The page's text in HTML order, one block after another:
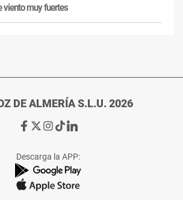
viento muy fuertes
DE ALMERÍA S.L.U. 2026
Ir
de
La
Voz
Ir
de
La
Voz
Ir
de
La
Voz
Ir
de
La
Voz
Ir
de
La
Voz
Descarga la APP: